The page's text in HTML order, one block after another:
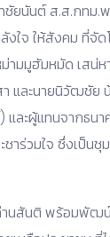
ยนันต์ ส.ส.กทม.
งใจ ให้สังคม ที่
ามมูฮัมหมัด เสน่
และนายนิวัฒชัย
และผู้แทนจากธน
าร่วมใจ ซึ่งเป็น
สันติ พร้อมพัฒน์